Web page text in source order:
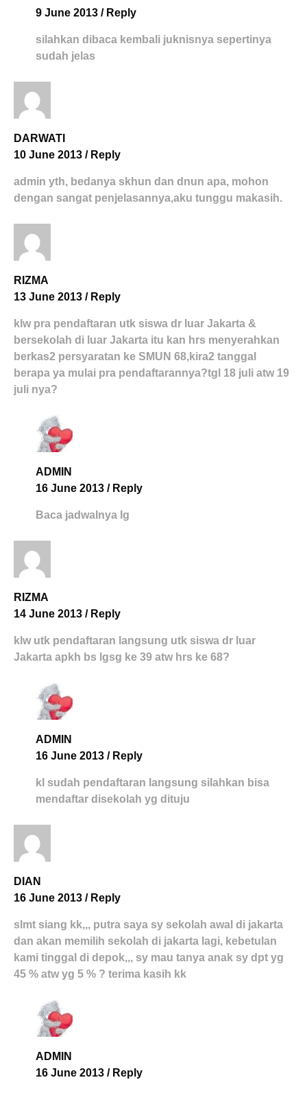
9 June 2013 / Reply
silahkan dibaca kembali juknisnya sepertinya
sudah jelas
DARWATI
10 June 2013 / Reply
admin yth, bedanya skhun dan dnun apa, mohon
dengan sangat penjelasannya,aku tunggu makasih.
RIZMA
13 June 2013 / Reply
klw pra pendaftaran utk siswa dr luar Jakarta &
bersekolah di luar Jakarta itu kan hrs menyerahkan
berkas2 persyaratan ke SMUN 68,kira2 tanggal
berapa ya mulai pra pendaftarannya?tgl 18 juli atw 19
juli nya?
ADMIN
16 June 2013 / Reply
Baca jadwalnya lg
RIZMA
14 June 2013 / Reply
klw utk pendaftaran langsung utk siswa dr luar
Jakarta apkh bs lgsg ke 39 atw hrs ke 68?
ADMIN
16 June 2013 / Reply
kl sudah pendaftaran langsung silahkan bisa
mendaftar disekolah yg dituju
DIAN
16 June 2013 / Reply
slmt siang kk,,, putra saya sy sekolah awal di jakarta
dan akan memilih sekolah di jakarta lagi, kebetulan
kami tinggal di depok,,, sy mau tanya anak sy dpt yg
45 % atw yg 5 % ? terima kasih kk
ADMIN
16 June 2013 / Reply